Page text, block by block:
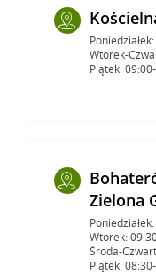
Wtorek-
Piątek:
Zielona
Wtorek:
Środa-
Piątek: